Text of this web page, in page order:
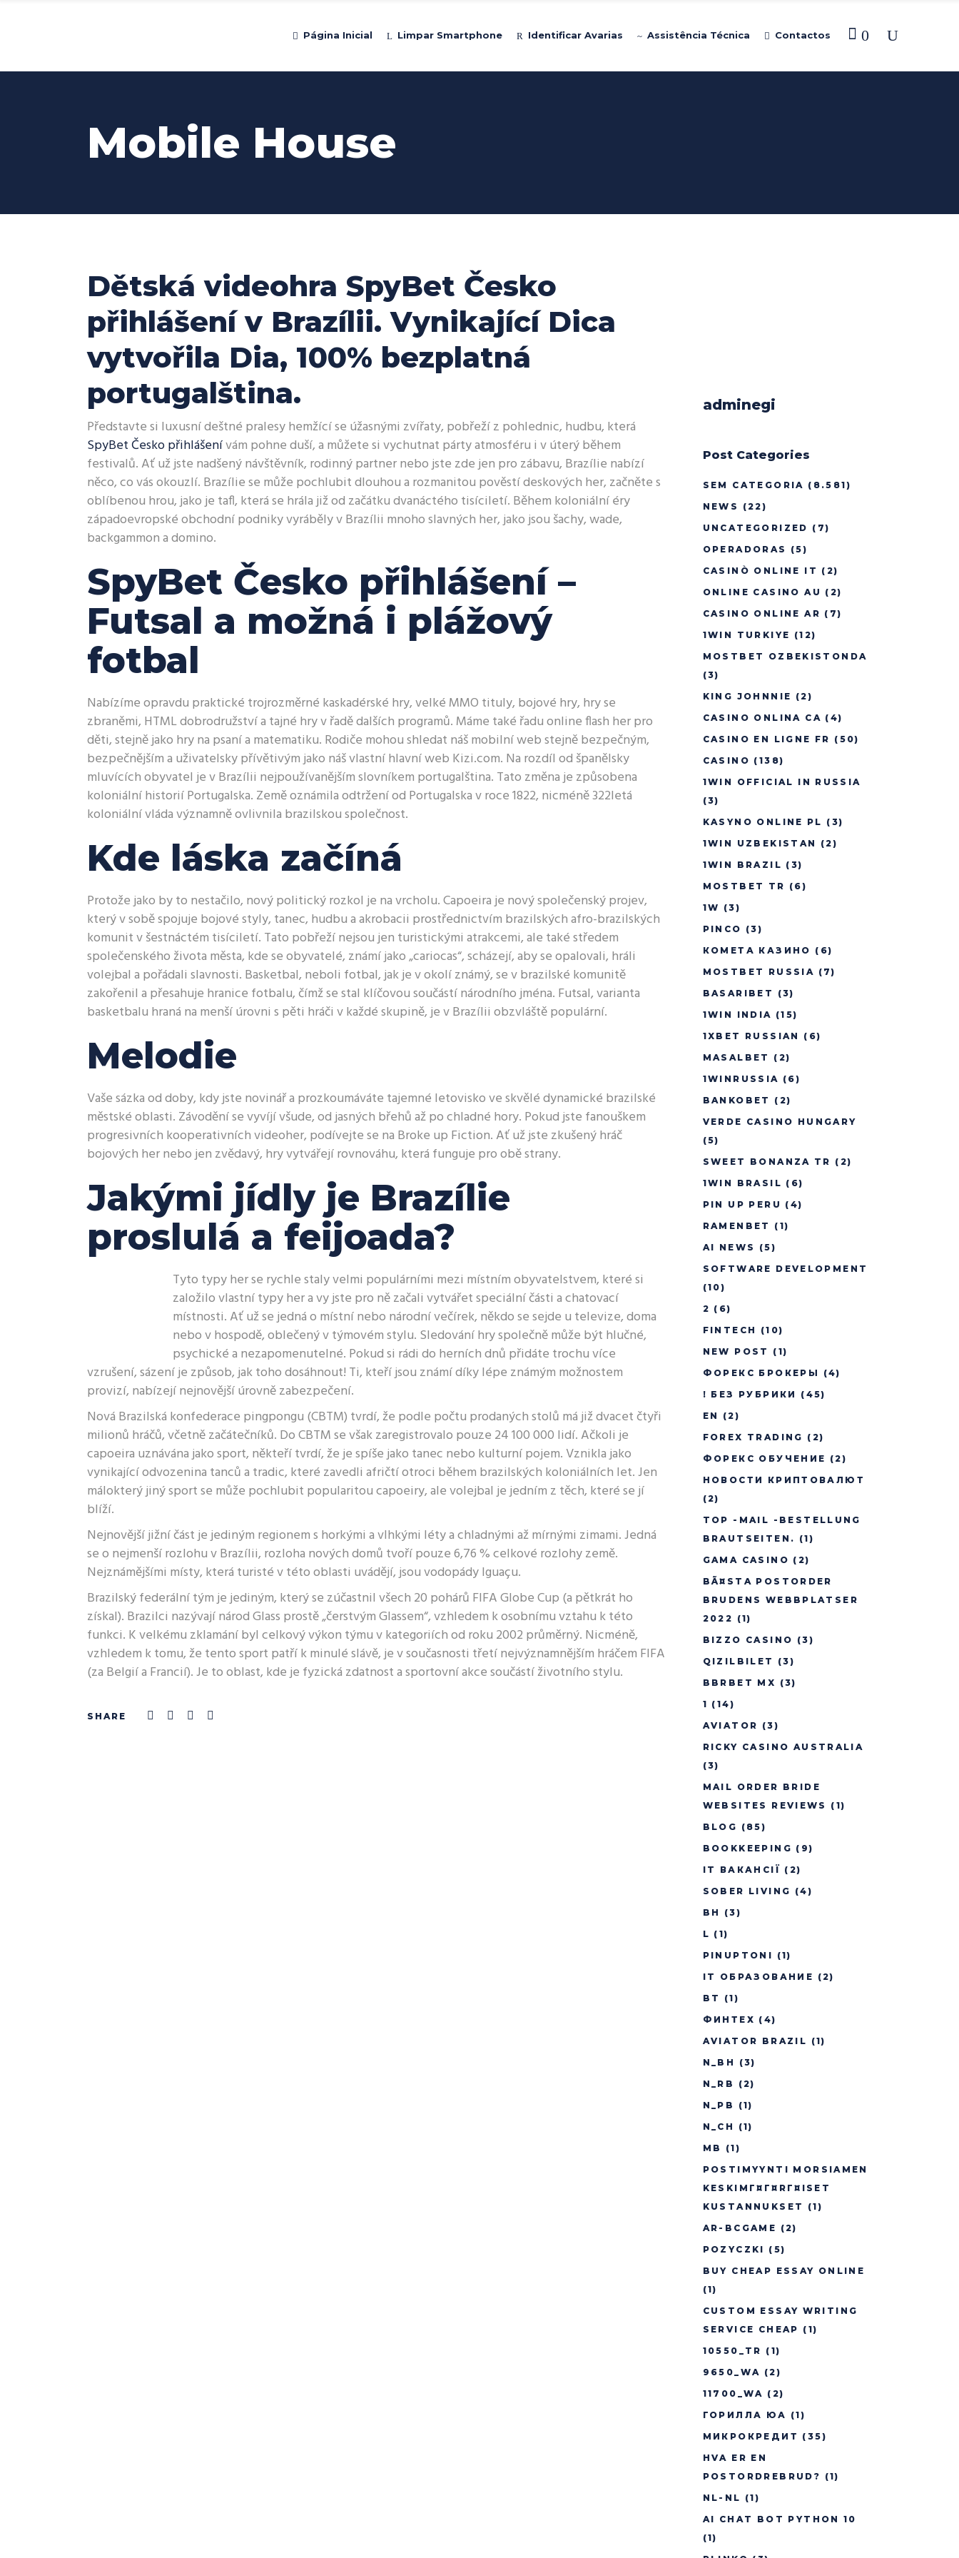
Página Inicial Limpar Smartphone Identificar Avarias Assistência Técnica Contactos 0
Mobile House
Dětská videohra SpyBet Česko
přihlášení v Brazílii. Vynikající Dica
vytvořila Dia, 100% bezplatná
portugalština.
Představte si luxusní deštné pralesy hemžící se úžasnými zvířaty, pobřeží z pohlednic, hudbu, která
SpyBet Česko přihlášenívám pohne duší, a můžete si vychutnat párty atmosféru i v úterý během
festivalů. Ať už jste nadšený návštěvník, rodinný partner nebo jste zde jen pro zábavu, Brazílie nabízí
něco, co vás okouzlí. Brazílie se může pochlubit dlouhou a rozmanitou pověstí deskových her, začněte s
oblíbenou hrou, jako je tafl, která se hrála již od začátku dvanáctého tisíciletí. Během koloniální éry
západoevropské obchodní podniky vyráběly v Brazílii mnoho slavných her, jako jsou šachy, wade,
backgammon a domino.
SpyBet Česko přihlášení –
Futsal a možná i plážový
fotbal
Nabízíme opravdu praktické trojrozměrné kaskadérské hry, velké MMO tituly, bojové hry, hry se
zbraněmi, HTML dobrodružství a tajné hry v řadě dalších programů. Máme také řadu online flash her pro
děti, stejně jako hry na psaní a matematiku. Rodiče mohou shledat náš mobilní web stejně bezpečným,
bezpečnějším a uživatelsky přívětivým jako náš vlastní hlavní web Kizi.com. Na rozdíl od španělsky
mluvících obyvatel je v Brazílii nejpoužívanějším slovníkem portugalština. Tato změna je způsobena
koloniální historií Portugalska. Země oznámila odtržení od Portugalska v roce 1822, nicméně 322letá
koloniální vláda významně ovlivnila brazilskou společnost.
Kde láska začíná
Protože jako by to nestačilo, nový politický rozkol je na vrcholu. Capoeira je nový společenský projev,
který v sobě spojuje bojové styly, tanec, hudbu a akrobacii prostřednictvím brazilských afro-brazilských
komunit v šestnáctém tisíciletí. Tato pobřeží nejsou jen turistickými atrakcemi, ale také středem
společenského života města, kde se obyvatelé, známí jako „cariocas“, scházejí, aby se opalovali, hráli
volejbal a pořádali slavnosti. Basketbal, neboli fotbal, jak je v okolí známý, se v brazilské komunitě
zakořenil a přesahuje hranice fotbalu, čímž se stal klíčovou součástí národního jména. Futsal, varianta
basketbalu hraná na menší úrovni s pěti hráči v každé skupině, je v Brazílii obzvláště populární.
Melodie
Vaše sázka od doby, kdy jste novinář a prozkoumáváte tajemné letovisko ve skvělé dynamické brazilské
městské oblasti. Závodění se vyvíjí všude, od jasných břehů až po chladné hory. Pokud jste fanouškem
progresivních kooperativních videoher, podívejte se na Broke up Fiction. Ať už jste zkušený hráč
bojových her nebo jen zvědavý, hry vytvářejí rovnováhu, která funguje pro obě strany.
Jakými jídly je Brazílie
proslulá a feijoada?
Tyto typy her se rychle staly velmi populárními mezi místním obyvatelstvem, které si
založilo vlastní typy her a vy jste pro ně začali vytvářet speciální části a chatovací
místnosti. Ať už se jedná o místní nebo národní večírek, někdo se sejde u televize, doma
nebo v hospodě, oblečený v týmovém stylu. Sledování hry společně může být hlučné,
psychické a nezapomenutelné. Pokud si rádi do herních dnů přidáte trochu více
vzrušení, sázení je způsob, jak toho dosáhnout! Ti, kteří jsou známí díky lépe známým možnostem
provizí, nabízejí nejnovější úrovně zabezpečení.
Nová Brazilská konfederace pingpongu (CBTM) tvrdí, že podle počtu prodaných stolů má již dvacet čtyři
milionů hráčů, včetně začátečníků. Do CBTM se však zaregistrovalo pouze 24 100 000 lidí. Ačkoli je
capoeira uznávána jako sport, někteří tvrdí, že je spíše jako tanec nebo kulturní pojem. Vznikla jako
vynikající odvozenina tanců a tradic, které zavedli afričtí otroci během brazilských koloniálních let. Jen
málokterý jiný sport se může pochlubit popularitou capoeiry, ale volejbal je jedním z těch, které se jí
blíží.
Nejnovější jižní část je jediným regionem s horkými a vlhkými léty a chladnými až mírnými zimami. Jedná
se o nejmenší rozlohu v Brazílii, rozloha nových domů tvoří pouze 6,76 % celkové rozlohy země.
Nejznámějšími místy, která turisté v této oblasti uvádějí, jsou vodopády Iguaçu.
Brazilský federální tým je jediným, který se zúčastnil všech 20 pohárů FIFA Globe Cup (a pětkrát ho
získal). Brazilci nazývají národ Glass prostě „čerstvým Glassem“, vzhledem k osobnímu vztahu k této
funkci. K velkému zklamání byl celkový výkon týmu v kategoriích od roku 2002 průměrný. Nicméně,
vzhledem k tomu, že tento sport patří k minulé slávě, je v současnosti třetí nejvýznamnějším hráčem FIFA
(za Belgií a Francií). Je to oblast, kde je fyzická zdatnost a sportovní akce součástí životního stylu.
adminegi
Post Categories
SEM CATEGORIA (8.581)
NEWS
(22)
UNCATEGORIZED (7)
OPERADORAS
(5)
CASINÒ ONLINE IT (2)
ONLINE CASINO AU (2)
CASINO ONLINE AR (7)
1WIN TURKIYE (12)
MOSTBET OZBEKISTONDA
(3)
KING JOHNNIE (2)
CASINO ONLINA CA (4)
CASINO EN LIGNE FR (50)
CASINO (138)
1WIN OFFICIAL IN RUSSIA
(3)
KASYNO ONLINE PL (3)
1WIN UZBEKISTAN
(2)
1WIN BRAZIL (3)
MOSTBET TR (6)
1W (3)
PINCO (3)
КОМЕТА КАЗИНО (6)
MOSTBET RUSSIA (7)
BASARIBET
(3)
1WIN INDIA (15)
1XBET RUSSIAN
(6)
MASALBET
(2)
1WINRUSSIA (6)
BANKOBET
(2)
VERDE CASINO HUNGARY
(5)
SWEET BONANZA TR (2)
1WIN BRASIL (6)
PIN UP PERU (4)
RAMENBET
(1)
AI NEWS
(5)
SOFTWARE DEVELOPMENT
(10)
2 (6)
FINTECH
(10)
NEW POST
(1)
ФОРЕКС БРОКЕРЫ
(4)
! БЕЗ РУБРИКИ
(45)
EN
(2)
FOREX TRADING (2)
ФОРЕКС ОБУЧЕНИЕ (2)
НОВОСТИ КРИПТОВАЛЮТ
(2)
TOP -MAIL -BESTELLUNG
BRAUTSEITEN. (1)
GAMA CASINO (2)
BÃ¤STA POSTORDER
BRUDENS WEBBPLATSER
2022 (1)
BIZZO CASINO (3)
QIZILBILET
(3)
BBRBET MX (3)
1 (14)
AVIATOR (3)
RICKY CASINO AUSTRALIA
(3)
MAIL ORDER BRIDE
WEBSITES REVIEWS
(1)
BLOG (85)
BOOKKEEPING (9)
IT ВАКАНСІЇ (2)
SOBER LIVING (4)
BH
(3)
L (1)
PINUPTONI (1)
IT ОБРАЗОВАНИЕ (2)
BT
(1)
ФИНТЕХ (4)
AVIATOR BRAZIL (1)
N_BH
(3)
N_RB
(2)
N_PB
(1)
N_CH
(1)
MB
(1)
POSTIMYYNTI MORSIAMEN
KESKIMГ¤Г¤RГ¤ISET
KUSTANNUKSET
(1)
AR-BCGAME (2)
POZYCZKI (5)
BUY CHEAP ESSAY ONLINE
(1)
CUSTOM ESSAY WRITING
SERVICE CHEAP (1)
10550_TR (1)
9650_WA (2)
11700_WA (2)
ГОРИЛЛА ЮА (1)
МИКРОКРЕДИТ (35)
HVA ER EN
POSTORDREBRUD? (1)
NL-NL (1)
AI CHAT BOT PYTHON 10
(1)